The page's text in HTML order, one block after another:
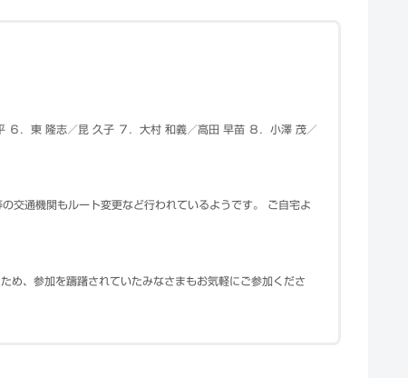
．東 隆志／昆 久子 ７．大村 和義／高田 早苗 ８．小澤 茂／
通機関もルート変更など行われているようです。 ご自宅よ
め、参加を躊躇されていたみなさまもお気軽にご参加くださ